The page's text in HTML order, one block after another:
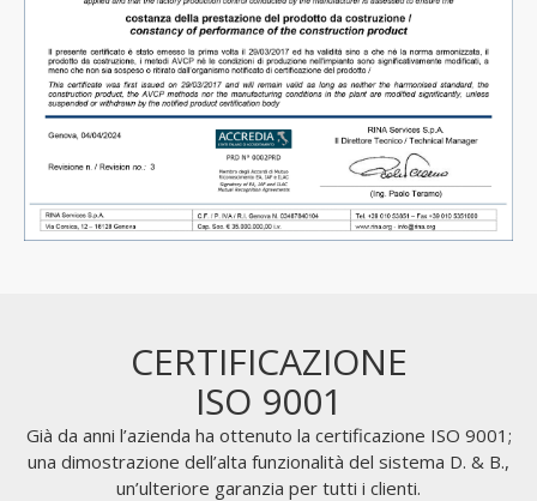
CERTIFICAZIONE
ISO 9001
Già da anni l’azienda ha ottenuto la certificazione ISO 9001;
una dimostrazione dell’alta funzionalità del sistema D. & B.,
un’ulteriore garanzia per tutti i clienti.